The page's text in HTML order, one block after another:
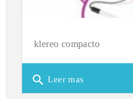
klereo compacto
search Leer mas